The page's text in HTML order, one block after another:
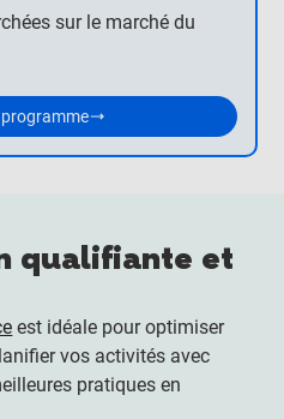
sur le marché du
qualifiante et
est idéale pour optimiser
vos activités avec
pratiques en